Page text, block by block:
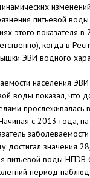
питьевой
этого показателя в
когда в
ЭВИ водного
населения
воды показал, что
прослеживалась
с 2013 года,
достигал значения
питьевой воды НПЭВ
период